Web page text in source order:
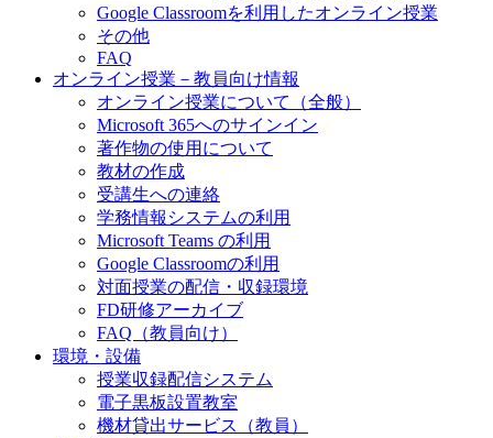
Google Classroomを利用したオンライン授業
その他
FAQ
オンライン授業－教員向け情報
オンライン授業について（全般）
Microsoft 365へのサインイン
著作物の使用について
教材の作成
受講生への連絡
学務情報システムの利用
Microsoft Teams の利用
Google Classroomの利用
対面授業の配信・収録環境
FD研修アーカイブ
FAQ（教員向け）
環境・設備
授業収録配信システム
電子黒板設置教室
機材貸出サービス（教員）